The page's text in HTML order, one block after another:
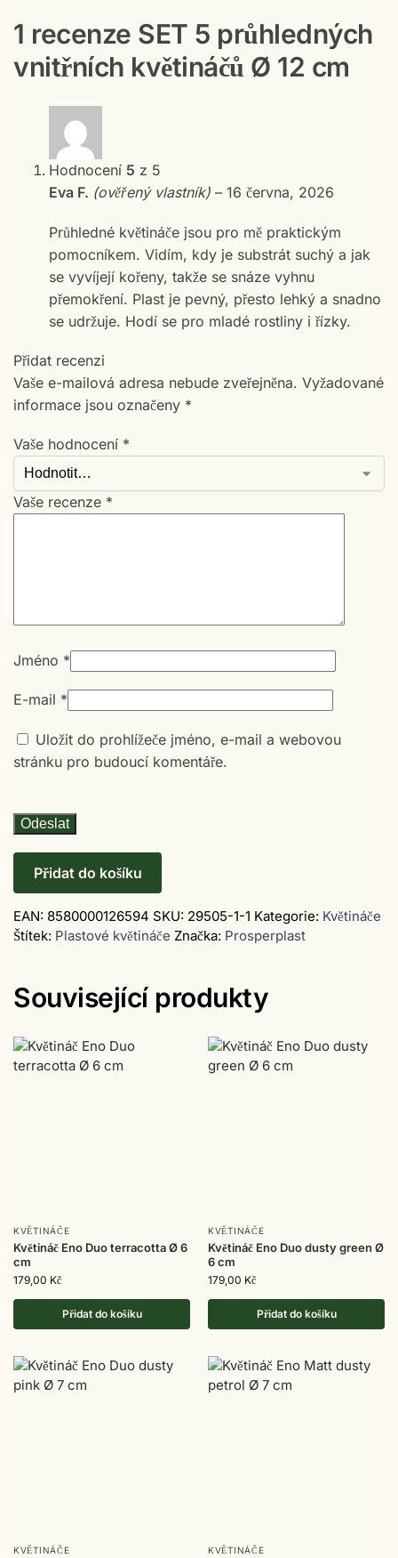
1 recenze SET 5 průhledných
vnitřních květináčů Ø 12 cm
Hodnocení 5 z 5
Eva F. (ověřený vlastník) – 16 června, 2026
Průhledné květináče jsou pro mě praktickým
pomocníkem. Vidím, kdy je substrát suchý a jak
se vyvíjejí kořeny, takže se snáze vyhnu
přemokření. Plast je pevný, přesto lehký a snadno
se udržuje. Hodí se pro mladé rostliny i řízky.
Přidat recenzi
Vaše e-mailová adresa nebude zveřejněna. Vyžadované
informace jsou označeny *
Vaše hodnocení *
Vaše recenze *
Jméno *
E-mail *
Uložit do prohlížeče jméno, e-mail a webovou
stránku pro budoucí komentáře.
Přidat do košíku
EAN: 8580000126594 SKU: 29505-1-1 Kategorie: Květináče
Štítek: Plastové květináče Značka: Prosperplast
Související produkty
KVĚTINÁČE
Květináč Eno Duo terracotta Ø 6
cm
179,00 Kč
Přidat do košíku
KVĚTINÁČE
Květináč Eno Duo dusty green Ø
6 cm
179,00 Kč
Přidat do košíku
KVĚTINÁČE KVĚTINÁČE